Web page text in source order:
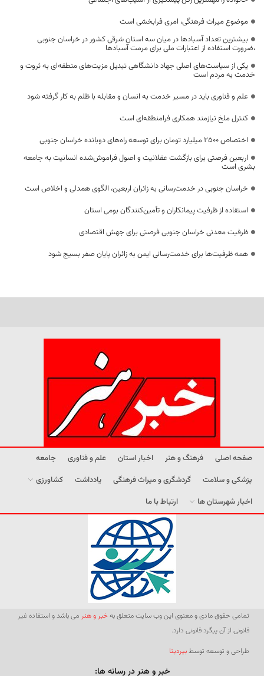
موضوع میراث فرهنگی، امری فرابخشی است
بیشترین تعداد آسبادها در میان سه استان شرقی کشور در خراسان جنوبی
،ضرورت استفاده از اعتبارات ملی برای مرمت آسبادها
یکی از سیاست‌های اصلی جهاد دانشگاهی تبدیل مزیت‌های منطقه‌ای به ثروت و
خدمت به مردم است
علم و فناوری باید در مسیر خدمت به انسان و مقابله با ظلم به کار گرفته شود
کنترل ملخ نیازمند همکاری فرامنطقه‌ای است
اختصاص 2500 میلیارد تومان برای توسعه راه‌های دوبانده خراسان جنوبی
اربعین فرصتی برای بازگشت عقلانیت و اصول فراموش‌شده انسانیت به جامعه
بشری است
خراسان جنوبی در خدمت‌رسانی به زائران اربعین، الگوی همدلی و اخلاص است
استفاده از ظرفیت پیمانکاران و تأمین‌کنندگان بومی استان
ظرفیت معدنی خراسان جنوبی فرصتی برای جهش اقتصادی
همه ظرفیت‌ها برای خدمت‌رسانی ایمن به زائران پایان صفر بسیج شود
صفحه اصلی فرهنگ و هنر اخبار استان علم و فناوری
جامعه
پزشکی و سلامت
گردشگری و میراث فرهنگی یادداشت
کشاورزی
اخبار شهرستان ها
ارتباط با ما
تمامی حقوق مادی و معنوی این وب سایت متعلق بهخبر و هنر می باشد و استفاده غیر
قانونی از آن پیگرد قانونی دارد.
طراحی و توسعه توسطبیردیتا
خبر و هنر در رسانه ها: